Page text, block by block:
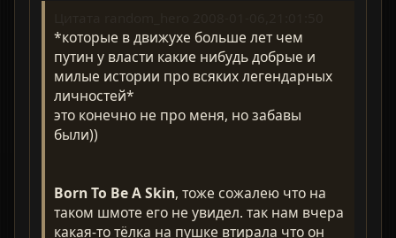
*которые в движухе больше лет чем
путин у власти какие нибудь добрые и
милые истории про всяких легендарных
личностей*
это конечно не про меня, но забавы
были))
Born To Be A Skin, тоже сожалею что на
таком шмоте его не увидел. так нам вчера
какая-то тёлка на пушке втирала что он